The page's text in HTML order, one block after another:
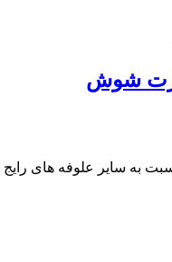
شوش
به سایر علوفه های